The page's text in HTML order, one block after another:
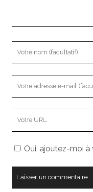
mail
votreOui, ajoutez-moi à